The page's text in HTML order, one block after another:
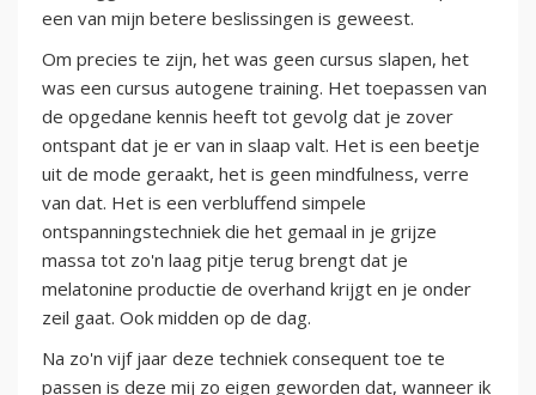
een van mijn betere beslissingen is geweest.
Om precies te zijn, het was geen cursus slapen, het
was een cursus autogene training. Het toepassen van
de opgedane kennis heeft tot gevolg dat je zover
ontspant dat je er van in slaap valt. Het is een beetje
uit de mode geraakt, het is geen mindfulness, verre
van dat. Het is een verbluffend simpele
ontspanningstechniek die het gemaal in je grijze
massa tot zo'n laag pitje terug brengt dat je
melatonine productie de overhand krijgt en je onder
zeil gaat. Ook midden op de dag.
Na zo'n vijf jaar deze techniek consequent toe te
passen is deze mij zo eigen geworden dat, wanneer ik